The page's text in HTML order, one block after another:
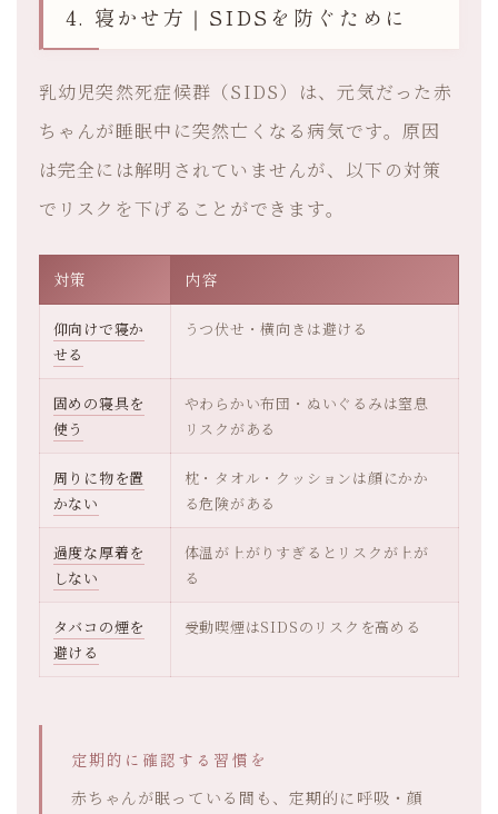
4. 寝かせ方｜SIDSを防ぐために
乳幼児突然死症候群（SIDS）は、元気だった赤
ちゃんが睡眠中に突然亡くなる病気です。原因
は完全には解明されていませんが、以下の対策
でリスクを下げることができます。
対策 内容
仰向けで寝か
せる
うつ伏せ・横向きは避ける
固めの寝具を
使う
やわらかい布団・ぬいぐるみは窒息
リスクがある
周りに物を置
かない
枕・タオル・クッションは顔にかか
る危険がある
過度な厚着を
しない
体温が上がりすぎるとリスクが上が
る
タバコの煙を
避ける
受動喫煙はSIDSのリスクを高める
定期的に確認する習慣を
赤ちゃんが眠っている間も、定期的に呼吸・顔